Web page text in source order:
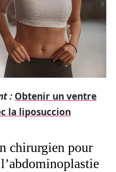
: Obtenir un ventre
la liposuccion
chirurgien pour